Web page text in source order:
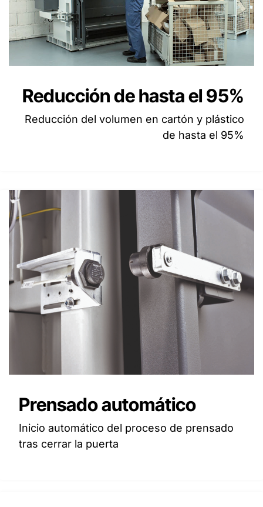
Reducción de hasta el 95%
Reducción del volumen en cartón y plástico
de hasta el 95%
Prensado automático
Inicio automático del proceso de prensado
tras cerrar la puerta